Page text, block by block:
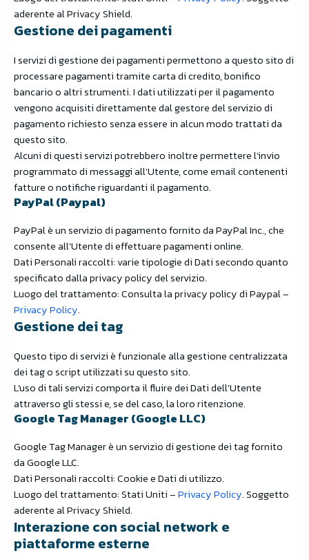
aderente al Privacy Shield.
Gestione dei pagamenti
I servizi di gestione dei pagamenti permettono a questo sito di
processare pagamenti tramite carta di credito, bonifico
bancario o altri strumenti. I dati utilizzati per il pagamento
vengono acquisiti direttamente dal gestore del servizio di
pagamento richiesto senza essere in alcun modo trattati da
questo sito.
Alcuni di questi servizi potrebbero inoltre permettere l’invio
programmato di messaggi all’Utente, come email contenenti
fatture o notifiche riguardanti il pagamento.
PayPal (Paypal)
PayPal è un servizio di pagamento fornito da PayPal Inc., che
consente all’Utente di effettuare pagamenti online.
Dati Personali raccolti: varie tipologie di Dati secondo quanto
specificato dalla privacy policy del servizio.
Luogo del trattamento: Consulta la privacy policy di Paypal –
Privacy Policy.
Gestione dei tag
Questo tipo di servizi è funzionale alla gestione centralizzata
dei tag o script utilizzati su questo sito.
L’uso di tali servizi comporta il fluire dei Dati dell’Utente
attraverso gli stessi e, se del caso, la loro ritenzione.
Google Tag Manager (Google LLC)
Google Tag Manager è un servizio di gestione dei tag fornito
da Google LLC.
Dati Personali raccolti: Cookie e Dati di utilizzo.
Luogo del trattamento: Stati Uniti –Privacy Policy. Soggetto
aderente al Privacy Shield.
Interazione con social network e
piattaforme esterne